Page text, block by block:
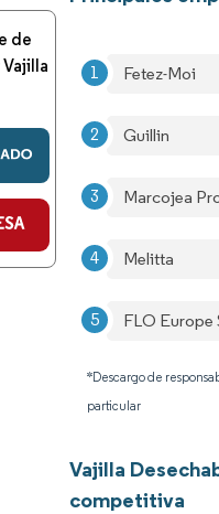
de
Fetez-Moi
Guillin
Marcojea
Melitta
FLO Europe
*Descargo de
particular
Vajilla
competitiva